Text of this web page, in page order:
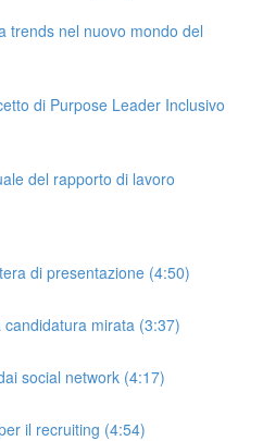
trends nel nuovo mondo del
di Purpose Leader Inclusivo
del rapporto di lavoro
di presentazione (4:50)
candidatura mirata (3:37)
social network (4:17)
il recruiting (4:54)